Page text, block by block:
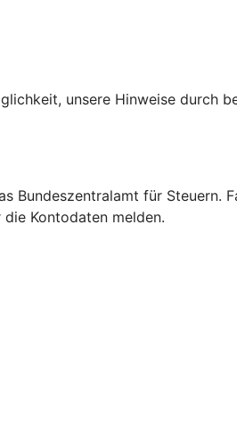
unsere Hinweise durch
Bundeszentralamt für Steuern.
Kontodaten melden.